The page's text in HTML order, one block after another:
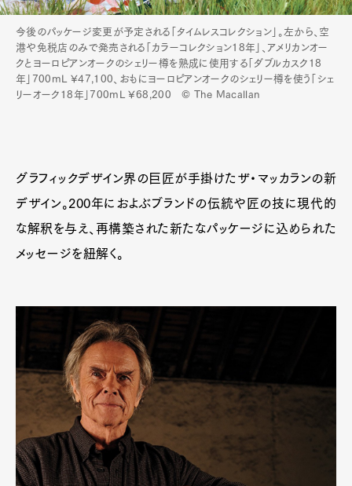
Art&DesignWatch
ProductCultureLifestyle
Pen Membership
Magazine
Official Columnist
About
今後のパッケージ変更が予定される「タイムレスコレクション」。左から、空
港や免税店のみで発売される「カラーコレクション18年」、アメリカンオー
クとヨーロピアンオークのシェリー樽を熟成に使用する「ダブルカスク18
年」700mL ¥47,100、おもにヨーロピアンオークのシェリー樽を使う「シェ
リーオーク18年」700mL ¥68,200 © The Macallan
グラフィックデザイン界の巨匠が手掛けたザ・マッカランの新
デザイン。200年におよぶブランドの伝統や匠の技に現代的
な解釈を与え、再構築された新たなパッケージに込められた
メッセージを紐解く。